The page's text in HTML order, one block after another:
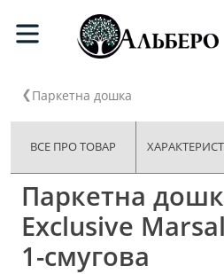
Паркетна дошка
ВСЕ ПРО ТОВАР
Паркетна
Exclusive
1-смугова